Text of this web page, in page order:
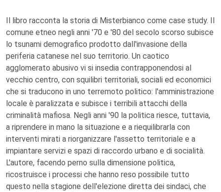
Il libro racconta la storia di Misterbianco come case study. Il
comune etneo negli anni '70 e '80 del secolo scorso subisce
lo tsunami demografico prodotto dall'invasione della
periferia catanese nel suo territorio. Un caotico
agglomerato abusivo vi si insedia contrapponendosi al
vecchio centro, con squilibri territoriali, sociali ed economici
che si traducono in uno terremoto politico: l'amministrazione
locale è paralizzata e subisce i terribili attacchi della
criminalità mafiosa. Negli anni '90 la politica riesce, tuttavia,
a riprendere in mano la situazione e a riequilibrarla con
interventi mirati a riorganizzare l'assetto territoriale e a
impiantare servizi e spazi di raccordo urbano e di socialità.
L'autore, facendo perno sulla dimensione politica,
ricostruisce i processi che hanno reso possibile tutto
questo nella stagione dell'elezione diretta dei sindaci, che